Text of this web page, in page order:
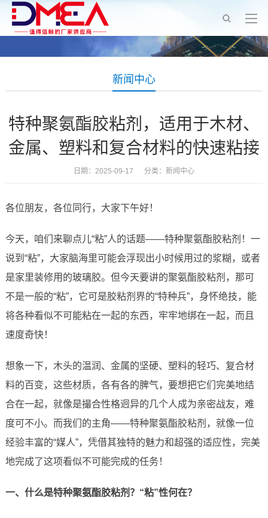
新闻中心
特种聚氨酯胶粘剂，适用于木材、
金属、塑料和复合材料的快速粘接
日期：2025-09-17 分类： 新闻中心
各位朋友，各位同行，大家下午好！
今天，咱们来聊点儿“粘”人的话题——特种聚氨酯胶粘剂！一
说到“粘”，大家脑海里可能会浮现出小时候用过的浆糊，或者
是家里装修用的玻璃胶。但今天要讲的聚氨酯胶粘剂，那可
不是一般的“粘”，它可是胶粘剂界的“特种兵”，身怀绝技，能
将各种看似不可能粘在一起的东西，牢牢地绑在一起，而且
速度奇快！
想象一下，木头的温润、金属的坚硬、塑料的轻巧、复合材
料的百变，这些材质，各有各的脾气，要想把它们完美地结
合在一起，就像是撮合性格迥异的几个人成为亲密战友，难
度可不小。而我们的主角——特种聚氨酯胶粘剂，就像一位
经验丰富的“媒人”，凭借其独特的魅力和超强的适应性，完美
地完成了这项看似不可能完成的任务！
一、什么是特种聚氨酯胶粘剂？“粘”性何在？